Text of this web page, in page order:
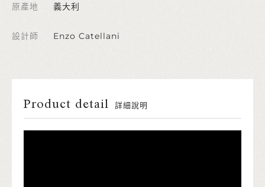
原產地 義大利
設計師 Enzo Catellani
Product detail 詳細說明